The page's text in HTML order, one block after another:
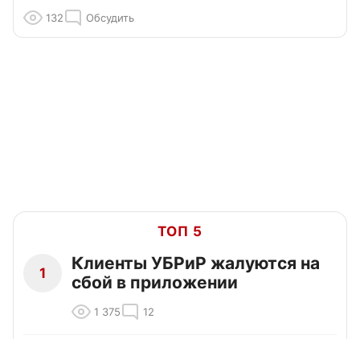
132 Обсудить
ТОП 5
1
Клиенты УБРиР жалуются на
сбой в приложении
1 375 12